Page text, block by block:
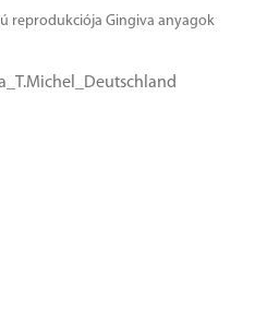
reprodukciója Gingiva anyagok